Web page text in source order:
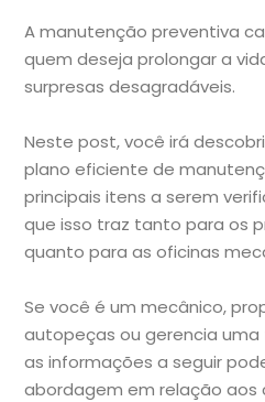
A manutenção preventiva
quem deseja prolongar a
surpresas desagradáveis.
Neste post, você irá
plano eficiente de
principais itens a serem
que isso traz tanto para os
quanto para as oficinas
Se você é um mecânico,
autopeças ou gerencia
as informações a seguir
abordagem em relação aos